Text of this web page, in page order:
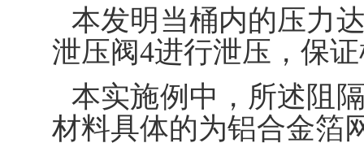
本发明当桶内的压力
泄压阀4进行泄压，保
本实施例中，所述阻
材料具体的为铝合金